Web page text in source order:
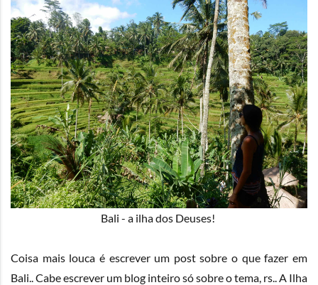
Bali - a ilha dos Deuses!
Coisa mais louca é escrever um post sobre o que fazer em
Bali.. Cabe escrever um blog inteiro só sobre o tema, rs.. A Ilha